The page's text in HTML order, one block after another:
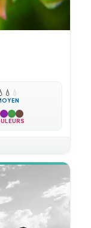
💧 💧